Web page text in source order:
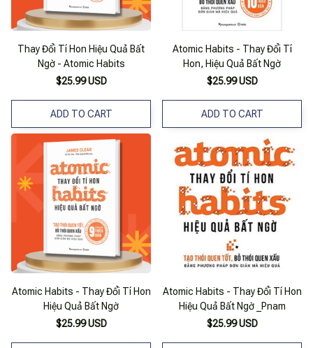
Thay Đổi Tí Hon Hiệu Quả Bất
Ngờ - Atomic Habits
$25.99 USD
ADD TO CART
Atomic Habits - Thay Đổi Tí
Hon, Hiệu Quả Bất Ngờ
$25.99 USD
ADD TO CART
Atomic Habits - Thay Đổi Tí Hon
Hiệu Quả Bất Ngờ
$25.99 USD
Atomic Habits - Thay Đổi Tí Hon
Hiệu Quả Bất Ngờ _Pnam
$25.99 USD